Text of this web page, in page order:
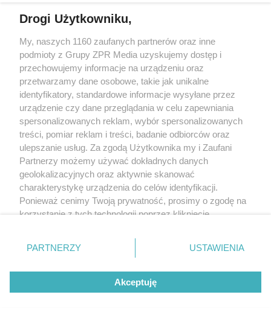
MUZYKA
"ESKA Hity na Czasie" – playlista,
która rozkręci każdą chwilę
5
Drogi Użytkowniku,
My, naszych 1160 zaufanych partnerów oraz inne
podmioty z Grupy ZPR Media uzyskujemy dostęp i
przechowujemy informacje na urządzeniu oraz
przetwarzamy dane osobowe, takie jak unikalne
identyfikatory, standardowe informacje wysyłane przez
urządzenie czy dane przeglądania w celu zapewniania
spersonalizowanych reklam, wybór spersonalizowanych
treści, pomiar reklam i treści, badanie odbiorców oraz
ulepszanie usług. Za zgodą Użytkownika my i Zaufani
Partnerzy możemy używać dokładnych danych
geolokalizacyjnych oraz aktywnie skanować
charakterystykę urządzenia do celów identyfikacji.
Ponieważ cenimy Twoją prywatność, prosimy o zgodę na
korzystanie z tych technologii poprzez kliknięcie
zmienić/wycofać klikając przycisk ustawień prywatności
znajdujący się w lewym dolnym rogu strony
rodzaje przetwarzania danych nie wymagają zgody
użytkownika, ale masz prawo sprzeciwić się takiemu
przetwarzaniu. Preferencje będą miały zastosowanie tylko
PARTNERZY USTAWIENIA
Akceptuję